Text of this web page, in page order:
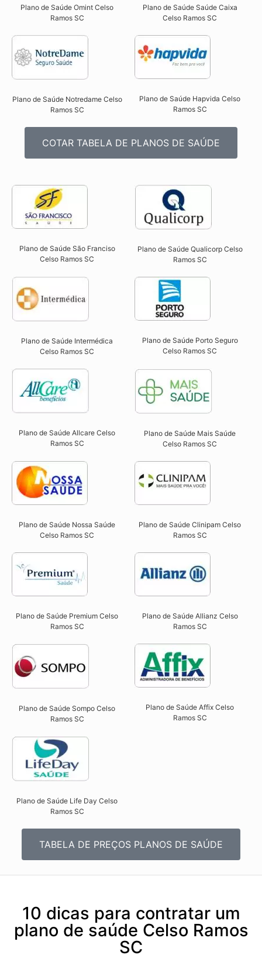
Plano de Saúde Omint Celso
Ramos SC​
Plano de Saúde Saúde Caixa
Celso Ramos SC​
Plano de Saúde Notredame Celso
Ramos SC​
Plano de Saúde Hapvida Celso
Ramos SC​
COTAR TABELA DE PLANOS DE SAÚDE
Plano de Saúde São Franciso
Celso Ramos SC​
Plano de Saúde Qualicorp Celso
Ramos SC​
Plano de Saúde Intermédica
Celso Ramos SC​
Plano de Saúde Porto Seguro
Celso Ramos SC​
Plano de Saúde Allcare Celso
Ramos SC​
Plano de Saúde Mais Saúde
Celso Ramos SC
Plano de Saúde Nossa Saúde
Celso Ramos SC​
Plano de Saúde Clinipam Celso
Ramos SC​
Plano de Saúde Premium Celso
Ramos SC​
Plano de Saúde Allianz Celso
Ramos SC​
Plano de Saúde Sompo Celso
Ramos SC​
Plano de Saúde Affix Celso
Ramos SC​
Plano de Saúde Life Day Celso
Ramos SC
TABELA DE PREÇOS PLANOS DE SAÚDE
10 dicas para contratar um
plano de saúde Celso Ramos
SC